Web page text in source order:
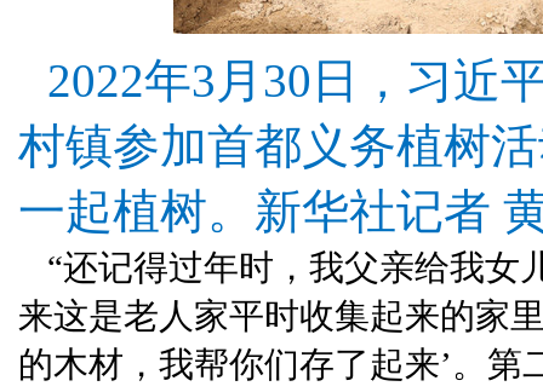
2022年3月30日，习近
村镇参加首都义务植树
一起植树。新华社记者
“还记得过年时，我父亲给我女
来这是老人家平时收集起来的家
的木材，我帮你们存了起来’。